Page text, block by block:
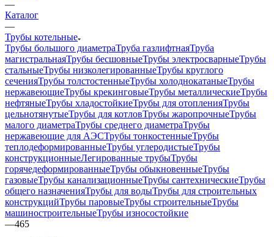
—
Каталог
—
Трубы котельные
Трубы большого диаметраТруба газлифтнаяТруба
магистральнаяТрубы бесшовныеТрубы электросварныеТрубы
стальныеТрубы низколегированныеТрубы круглого
сеченияТрубы толстостенныеТрубы холоднокатаныеТрубы
нержавеющиеТрубы крекинговыеТрубы металлическиеТрубы
нефтяныеТрубы хладостойкиеТрубы для отопленияТрубы
цельнотянутыеТрубы для котловТрубы жаропрочныеТрубы
малого диаметраТрубы среднего диаметраТрубы
нержавеющие для АЭСТрубы тонкостенныеТрубы
теплодеформированныеТрубы углеродистыеТрубы
конструкционныеЛегированные трубыТрубы
горячедеформированныеТрубы обыкновенныеТрубы
газовыеТрубы канализационныеТрубы сантехническиеТрубы
общего назначенияТрубы для водыТрубы для строительных
конструкцийТрубы паровыеТрубы строительныеТрубы
машиностроительныеТрубы износостойкие
—465